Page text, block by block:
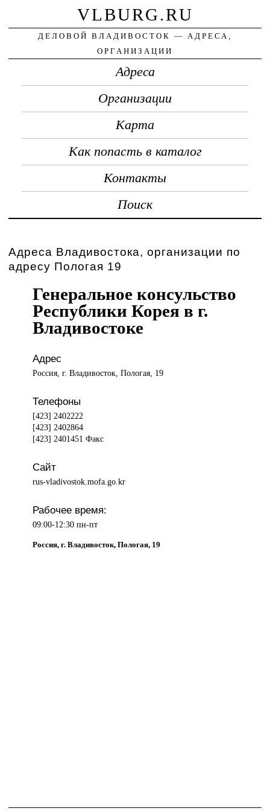
VLBURG.RU
ДЕЛОВОЙ ВЛАДИВОСТОК — АДРЕСА,
ОРГАНИЗАЦИИ
Адреса
Организации
Карта
Как попасть в каталог
Контакты
Поиск
Адреса Владивостока, организации по
адресу Пологая 19
Генеральное консульство
Республики Корея в г.
Владивостоке
Адрес
Россия, г. Владивосток, Пологая, 19
Телефоны
[423] 2402222
[423] 2402864
[423] 2401451 Факс
Сайт
rus-vladivostok.mofa.go.kr
Рабочее время:
09:00-12:30 пн-пт
Россия, г. Владивосток, Пологая, 19